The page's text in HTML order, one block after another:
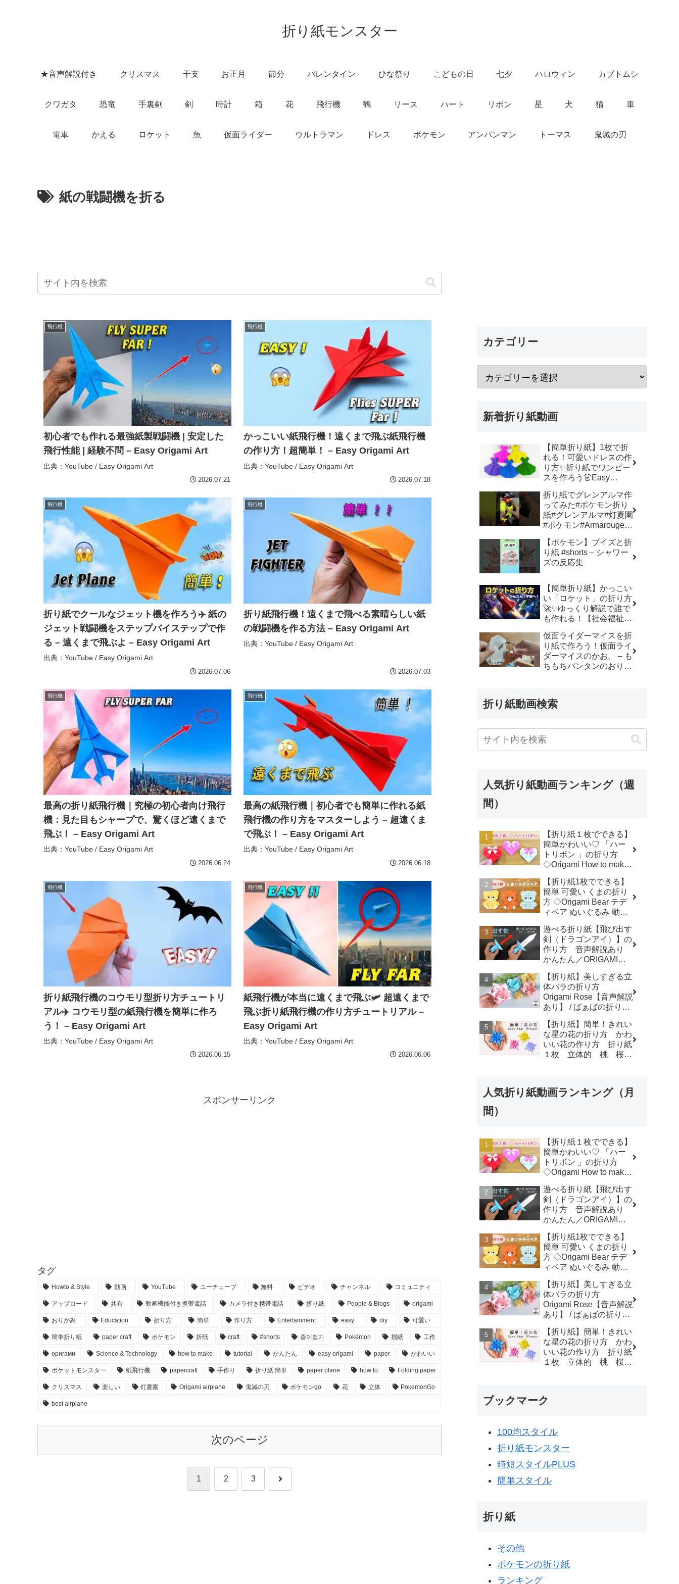
折り紙モンスター
★音声解説付き クリスマス 干支 お正月 節分 バレンタイン ひな祭り こどもの日 七夕 ハロウィン カブトムシ
クワガタ 恐竜 手裏剣 剣 時計 箱 花 飛行機 鶴 リース ハート リボン 星 犬 猫 車
電車 かえる ロケット 魚 仮面ライダー ウルトラマン ドレス ポケモン アンパンマン トーマス 鬼滅の刃
紙の戦闘機を折る
飛行機
初心者でも作れる最強紙製戦闘機 | 安定した
飛行性能 | 経験不問 – Easy Origami Art
出典：YouTube / Easy Origami Art
2026.07.21
飛行機
かっこいい紙飛行機！遠くまで飛ぶ紙飛行機
の作り方！超簡単！ – Easy Origami Art
出典：YouTube / Easy Origami Art
2026.07.18
飛行機
折り紙でクールなジェット機を作ろう✈️ 紙の
ジェット戦闘機をステップバイステップで作
る – 遠くまで飛ぶよ – Easy Origami Art
出典：YouTube / Easy Origami Art
2026.07.06
飛行機
折り紙飛行機！遠くまで飛べる素晴らしい紙
の戦闘機を作る方法 – Easy Origami Art
出典：YouTube / Easy Origami Art
2026.07.03
飛行機
最高の折り紙飛行機｜究極の初心者向け飛行
機：見た目もシャープで、驚くほど遠くまで
飛ぶ！ – Easy Origami Art
出典：YouTube / Easy Origami Art
2026.06.24
飛行機
最高の紙飛行機｜初心者でも簡単に作れる紙
飛行機の作り方をマスターしよう – 超遠くま
で飛ぶ！ – Easy Origami Art
出典：YouTube / Easy Origami Art
2026.06.18
飛行機
折り紙飛行機のコウモリ型折り方チュートリ
アル✈️ コウモリ型の紙飛行機を簡単に作ろ
う！ – Easy Origami Art
出典：YouTube / Easy Origami Art
2026.06.15
飛行機
紙飛行機が本当に遠くまで飛ぶ🛩️ 超遠くまで
飛ぶ折り紙飛行機の作り方チュートリアル –
Easy Origami Art
出典：YouTube / Easy Origami Art
2026.06.06
スポンサーリンク
タグ
Howto & Style 動画 YouTube ユーチューブ 無料 ビデオ チャンネル コミュニティ
アップロード 共有 動画機能付き携帯電話 カメラ付き携帯電話 折り紙 People & Blogs origami
おりがみ Education 折り方 簡単 作り方 Entertainment easy diy 可愛い
簡単折り紙 paper craft ポケモン 折纸 craft #shorts 종이접기 Pokémon 摺紙 工作
оригами Science & Technology how to make tutorial かんたん easy origami paper かわいい
ポケットモンスター 紙飛行機 papercraft 手作り 折り紙 簡単 paper plane how to Folding paper
クリスマス 楽しい 灯夏園 Origami airplane 鬼滅の刃 ポケモンgo 花 立体 PokemonGo
best airplane
次のページ
1 2 3 次
カテゴリー
新着折り紙動画
【簡単折り紙】1枚で折
れる！可愛いドレスの作
り方✨折り紙でワンピー
スを作ろう👗Easy
身裙 | 종이접기 –
Origami hana’s channel
折り紙でグレンアルマ作
ってみた#ポケモン折り
紙#グレンアルマ#灯夏園
#ポケモン#Armarouge –
【ポケモン】ブイズと折
り紙 #shorts – シャワー
ズの反応集
【簡単折り紙】かっこい
い「ロケット」の折り方
🚀✨ゆっくり解説で誰で
も作れる！【社会福祉士
Slowly origami club【ゆ
っくり折り紙クラブ】
仮面ライダーマイスを折
り紙で作ろう！仮面ライ
ダーマイスのかお。 – も
ちもちパンタンのおりが
折り紙動画検索
人気折り紙動画ランキング（週
間）
【折り紙１枚でできる】
簡単かわいい♡ 「ハー
トリボン 」の折り方
◇Origami How to make
レゼント 誕生日 母の日
父の日 バレンタイン◇ -
おりがみぷらざ Origami-
plaza
【折り紙1枚でできる】
簡単 可愛い くまの折り
方 ◇Origami Bear テデ
ィベア ぬいぐるみ 動物
animal◇ - おりがみぷら
ざ Origami-plaza
遊べる折り紙【飛び出す
剣（ドラゴンアイ）】の
作り方 音声解説あり
かんたん／ORIGAMI
with subtitles - Junの折
り紙
【折り紙】美しすぎる立
体バラの折り方
Origami Rose【音声解説
あり】 / ばぁばの折り紙
ネル
【折り紙】簡単！きれい
な星の花の折り方 かわ
いい花の作り方 折り紙
１枚 立体的 桃 桜
人気折り紙動画ランキング（月
間）
【折り紙１枚でできる】
簡単かわいい♡ 「ハー
トリボン 」の折り方
◇Origami How to make
レゼント 誕生日 母の日
父の日 バレンタイン◇ -
おりがみぷらざ Origami-
plaza
遊べる折り紙【飛び出す
剣（ドラゴンアイ）】の
作り方 音声解説あり
かんたん／ORIGAMI
with subtitles - Junの折
り紙
【折り紙1枚でできる】
簡単 可愛い くまの折り
方 ◇Origami Bear テデ
ィベア ぬいぐるみ 動物
animal◇ - おりがみぷら
ざ Origami-plaza
【折り紙】美しすぎる立
体バラの折り方
Origami Rose【音声解説
あり】 / ばぁばの折り紙
ネル
【折り紙】簡単！きれい
な星の花の折り方 かわ
いい花の作り方 折り紙
１枚 立体的 桃 桜
ブックマーク
100均スタイル
折り紙モンスター
時短スタイルPLUS
簡単スタイル
折り紙
その他
ポケモンの折り紙
ランキング